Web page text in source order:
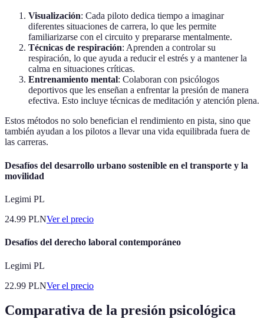
Visualización: Cada piloto dedica tiempo a imaginar
diferentes situaciones de carrera, lo que les permite
familiarizarse con el circuito y prepararse mentalmente.
Técnicas de respiración: Aprenden a controlar su
respiración, lo que ayuda a reducir el estrés y a mantener la
calma en situaciones críticas.
Entrenamiento mental: Colaboran con psicólogos
deportivos que les enseñan a enfrentar la presión de manera
efectiva. Esto incluye técnicas de meditación y atención plena.
Estos métodos no solo benefician el rendimiento en pista, sino que
también ayudan a los pilotos a llevar una vida equilibrada fuera de
las carreras.
Desafíos del desarrollo urbano sostenible en el transporte y la
movilidad
Legimi PL
24.99 PLNVer el precio
Desafíos del derecho laboral contemporáneo
Legimi PL
22.99 PLNVer el precio
Comparativa de la presión psicológica